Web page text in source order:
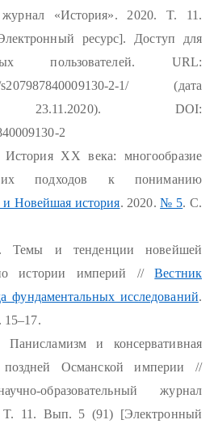
журнал «История». 2020. T. 11.
ресурс]. Доступ для
пользователей. URL:
s207987840009130-2-1/ (дата
23.11.2020). DOI:
2
ХХ века: многообразие
подходов к пониманию
и Новейшая история. 2020.№ 5. С.
Темы и тенденции новейшей
по истории империй //Вестник
фундаментальных исследований.
15–17.
и консервативная
поздней Османской империи //
образовательный журнал
T. 11. Вып. 5 (91) [Электронный